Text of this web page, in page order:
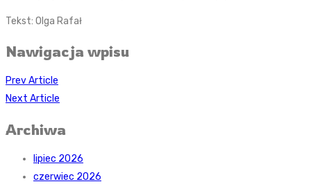
Tekst: Olga Rafał
Nawigacja wpisu
Prev Article
Next Article
Archiwa
lipiec 2026
czerwiec 2026